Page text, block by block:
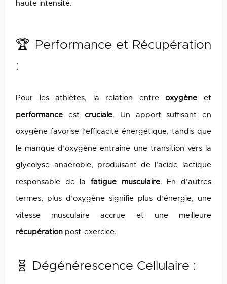
haute intensité.
🏆 Performance et Récupération
:
Pour les athlètes, la relation entreoxygène et
performance estcruciale. Un apport suffisant en
oxygène favorise l’efficacité énergétique, tandis que
le manque d’oxygène entraîne une transition vers la
glycolyse anaérobie, produisant de l’acide lactique
responsable de la fatigue musculaire. En d’autres
termes, plus d’oxygène signifie plus d’énergie, une
vitesse musculaire accrue et une meilleure
récupération post-exercice.
🧬 Dégénérescence Cellulaire :